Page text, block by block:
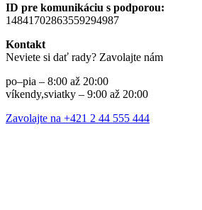
ID pre komunikáciu s podporou:
14841702863559294987
Kontakt
Neviete si dať rady? Zavolajte nám
po–pia – 8:00 až 20:00
víkendy,sviatky – 9:00 až 20:00
Zavolajte na +421 2 44 555 444